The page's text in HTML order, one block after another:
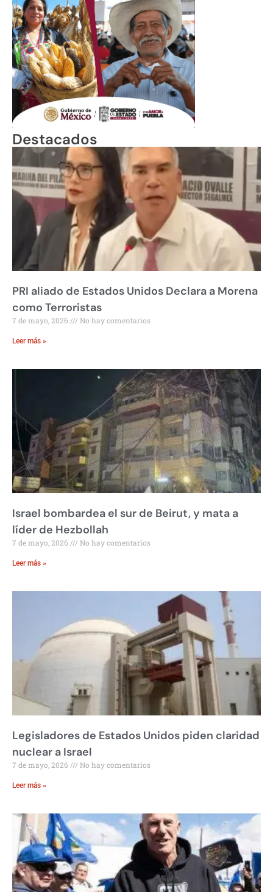
Destacados
PRI aliado de Estados Unidos Declara a Morena
como Terroristas
7 de mayo, 2026 No hay comentarios
Leer más »
Israel bombardea el sur de Beirut, y mata a
líder de Hezbollah
7 de mayo, 2026 No hay comentarios
Leer más »
Legisladores de Estados Unidos piden claridad
nuclear a Israel
7 de mayo, 2026 No hay comentarios
Leer más »